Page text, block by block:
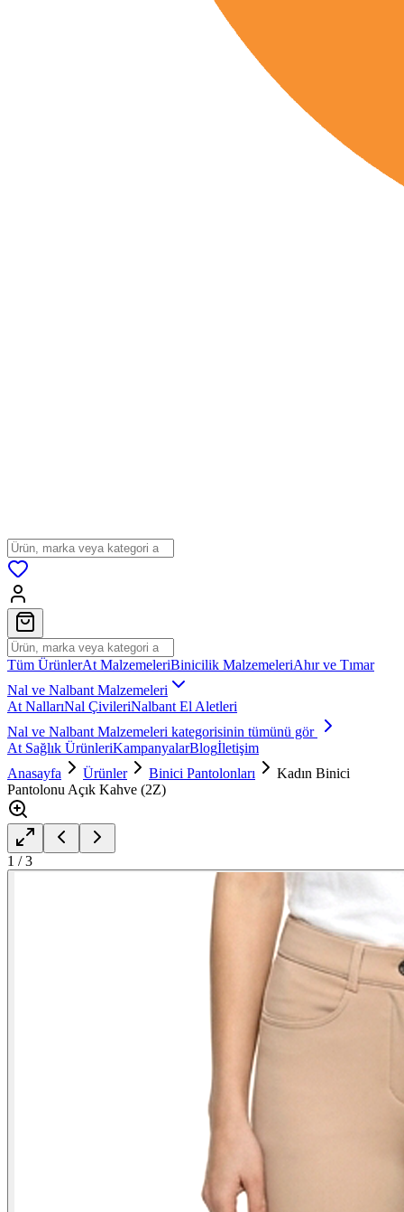
Tüm ÜrünlerAt MalzemeleriBinicilik MalzemeleriAhır ve Tımar
Nal ve Nalbant Malzemeleri
At NallarıNal ÇivileriNalbant El Aletleri
Nal ve Nalbant Malzemeleri kategorisinin tümünü gör
At Sağlık ÜrünleriKampanyalarBlogİletişim
Anasayfa
Ürünler Binici Pantolonları
Kadın Binici
Pantolonu Açık Kahve (2Z)
1 /3